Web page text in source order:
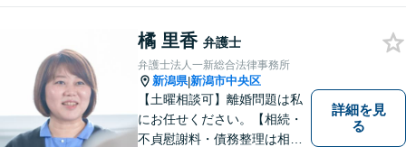
るため日々研鑽を積んでいま
す
橘 里香 弁護士
弁護士法人一新総合法律事務所
新潟県|新潟市中央区
【土曜相談可】離婚問題は私
にお任せください。【相続・
不貞慰謝料・債務整理は相談
詳細を見
る